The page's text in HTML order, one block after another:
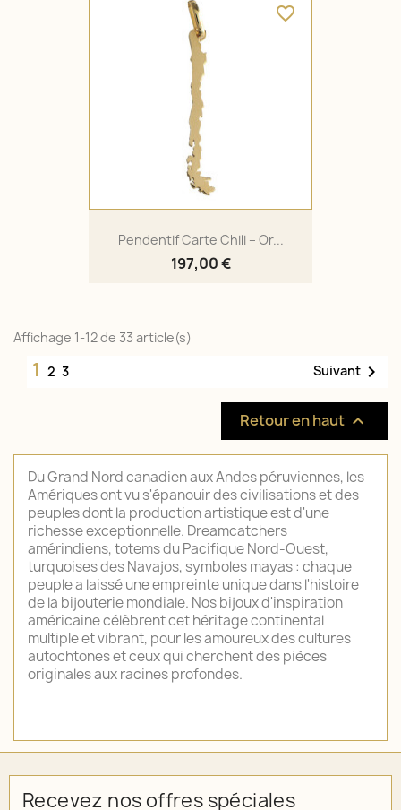
Pendentif Carte Chili – Or...
197,00 €
favorite_border
Affichage 1-12 de 33 article(s)
1 2 3 Suivant 
Retour en haut 
Du Grand Nord canadien aux Andes péruviennes, les
Amériques ont vu s'épanouir des civilisations et des
peuples dont la production artistique est d'une
richesse exceptionnelle. Dreamcatchers
amérindiens, totems du Pacifique Nord-Ouest,
turquoises des Navajos, symboles mayas : chaque
peuple a laissé une empreinte unique dans l'histoire
de la bijouterie mondiale. Nos bijoux d'inspiration
américaine célèbrent cet héritage continental
multiple et vibrant, pour les amoureux des cultures
autochtones et ceux qui cherchent des pièces
originales aux racines profondes.
Recevez nos offres spéciales